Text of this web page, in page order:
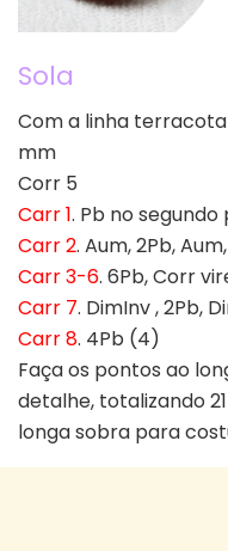
Sola
Com a linha
mm
Corr 5
Carr 1. Pb no
Carr 2. Aum, 2Pb,
Carr 3-6. 6Pb, Corr
Carr 7. DimInv , 2Pb,
Carr 8. 4Pb (4)
Faça os pontos ao
detalhe, totalizando
longa sobra para